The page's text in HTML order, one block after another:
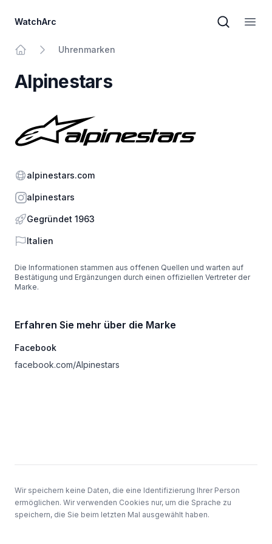
WatchArc
Uhrenmarken
Alpinestars
Offizielle Website
alpinestars.com
Instagram
alpinestars
Gegründet 1963
LandItalien
Die Informationen stammen aus offenen Quellen und warten auf
Bestätigung und Ergänzungen durch einen offiziellen Vertreter der
Marke.
Erfahren Sie mehr über die Marke
Facebook
facebook.com/Alpinestars
Wir speichern keine Daten, die eine Identifizierung Ihrer Person
ermöglichen. Wir verwenden Cookies nur, um die Sprache zu
speichern, die Sie beim letzten Mal ausgewählt haben.